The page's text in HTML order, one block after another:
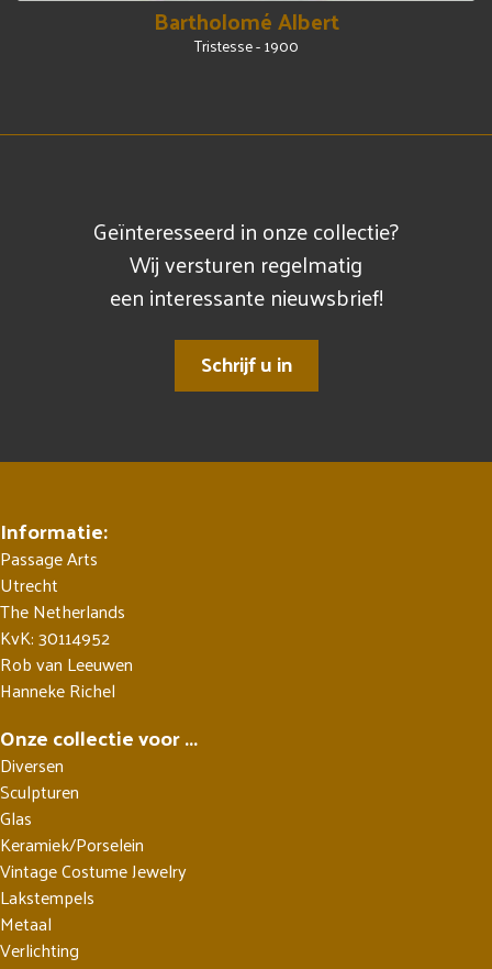
Bartholomé Albert
Tristesse - 1900
Geïnteresseerd in onze collectie?
Wij versturen regelmatig
een interessante nieuwsbrief!
Schrijf u in
Informatie:
Passage Arts
Utrecht
The Netherlands
KvK: 30114952
Rob van Leeuwen
Hanneke Richel
Onze collectie voor ...
Diversen
Sculpturen
Glas
Keramiek/Porselein
Vintage Costume Jewelry
Lakstempels
Metaal
Verlichting